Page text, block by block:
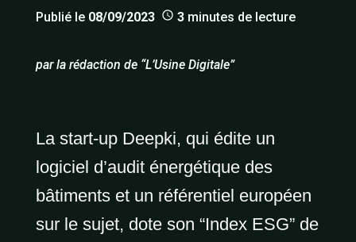
Publié le 08/09/2023 3minutes de lecture
par la rédaction de“L’Usine Digitale”
La start-up Deepki, qui édite un
logiciel d’audit énergétique des
bâtiments et un référentiel européen
sur le sujet, dote son “Index ESG” de